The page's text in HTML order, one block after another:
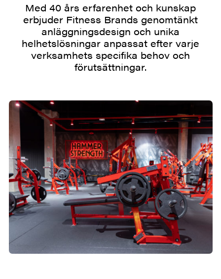
Med 40 års erfarenhet och kunskap
erbjuder Fitness Brands genomtänkt
anläggningsdesign och unika
helhetslösningar anpassat efter varje
verksamhets specifika behov och
förutsättningar.